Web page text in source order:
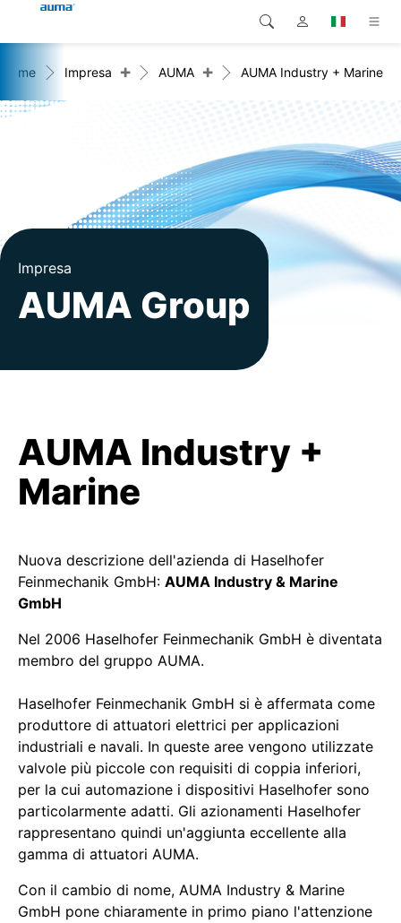
Prodotti
Servizio di assistenza
Impresa
Contatto
Global
Asia e Pacifico
Nord America
Ricerca
Home Impresa + AUMA + AUMA Industry + Marine
Impresa
AUMA Group
Nuova descrizione dell'azienda di Haselhofer
Feinmechanik GmbH: AUMA Industry & Marine
GmbH
Nel 2006 Haselhofer Feinmechanik GmbH è diventata
membro del gruppo AUMA.
Haselhofer Feinmechanik GmbH si è affermata come
produttore di attuatori elettrici per applicazioni
industriali e navali. In queste aree vengono utilizzate
valvole più piccole con requisiti di coppia inferiori,
per la cui automazione i dispositivi Haselhofer sono
particolarmente adatti. Gli azionamenti Haselhofer
rappresentano quindi un'aggiunta eccellente alla
gamma di attuatori AUMA.
Con il cambio di nome, AUMA Industry & Marine
GmbH pone chiaramente in primo piano l'attenzione
AUMA Industry +
Marine